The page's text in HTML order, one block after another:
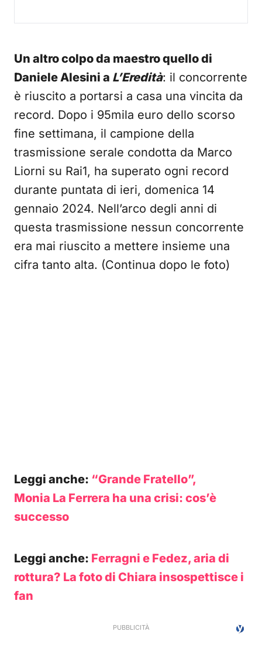
Un altro colpo da maestro quello di
Daniele Alesini a L’Eredità: il concorrente
è riuscito a portarsi a casa una vincita da
record. Dopo i 95mila euro dello scorso
fine settimana, il campione della
trasmissione serale condotta da Marco
Liorni su Rai1, ha superato ogni record
durante puntata di ieri, domenica 14
gennaio 2024. Nell’arco degli anni di
questa trasmissione nessun concorrente
era mai riuscito a mettere insieme una
cifra tanto alta. (Continua dopo le foto)
Leggi anche: “Grande Fratello”,
Monia La Ferrera ha una crisi: cos’è
successo
Leggi anche: Ferragni e Fedez, aria di
rottura? La foto di Chiara insospettisce i
fan